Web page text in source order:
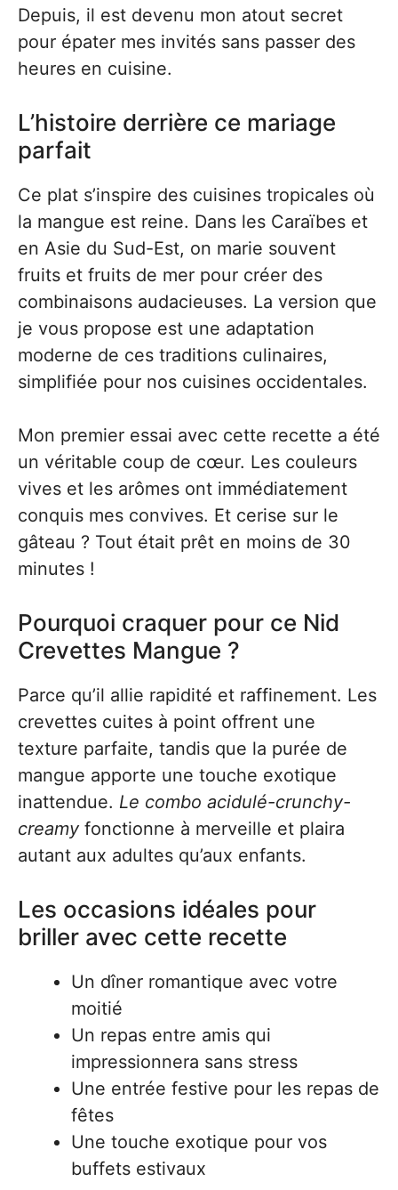
Depuis, il est devenu mon atout secret
pour épater mes invités sans passer des
heures en cuisine.
L’histoire derrière ce mariage
parfait
Ce plat s’inspire des cuisines tropicales où
la mangue est reine. Dans les Caraïbes et
en Asie du Sud-Est, on marie souvent
fruits et fruits de mer pour créer des
combinaisons audacieuses. La version que
je vous propose est une adaptation
moderne de ces traditions culinaires,
simplifiée pour nos cuisines occidentales.
Mon premier essai avec cette recette a été
un véritable coup de cœur. Les couleurs
vives et les arômes ont immédiatement
conquis mes convives. Et cerise sur le
gâteau ? Tout était prêt en moins de 30
minutes !
Pourquoi craquer pour ce Nid
Crevettes Mangue ?
Parce qu’il allie rapidité et raffinement. Les
crevettes cuites à point offrent une
texture parfaite, tandis que la purée de
mangue apporte une touche exotique
inattendue. Le combo acidulé-crunchy-
creamyfonctionne à merveille et plaira
autant aux adultes qu’aux enfants.
Les occasions idéales pour
briller avec cette recette
Un dîner romantique avec votre
moitié
Un repas entre amis qui
impressionnera sans stress
Une entrée festive pour les repas de
fêtes
Une touche exotique pour vos
buffets estivaux